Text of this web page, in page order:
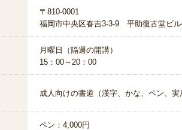
〒810-0001
福岡市中央区春吉3-3-9 平助復古堂ビ
月曜日（隔週の開講）
15：00～20：00
成人向けの書道（漢字、かな、ペン、実
ペン：4,000円